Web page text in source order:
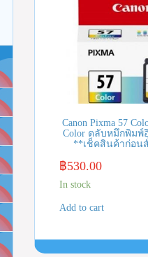
Canon Pixma 57
Color ตลับหมึกพิมพ์
**เช็คสินค้าก่อน
฿530.00
In stock
Add to cart